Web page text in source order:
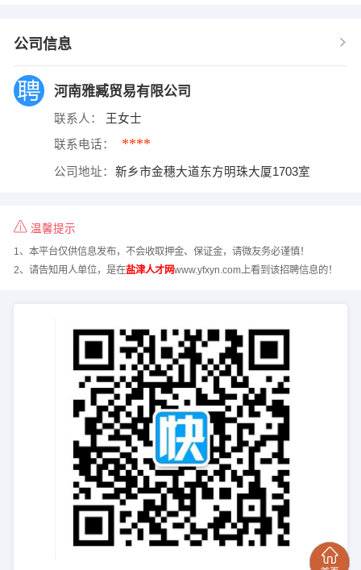
公司信息
河南雅臧贸易有限公司
联系人： 王女士
联系电话： ****
公司地址： 新乡市金穗大道东方明珠大厦1703室
温馨提示
1、本平台仅供信息发布，不会收取押金、保证金，请微友务必谨慎！
2、请告知用人单位，是在盐津人才网www.yfxyn.com上看到该招聘信息的！